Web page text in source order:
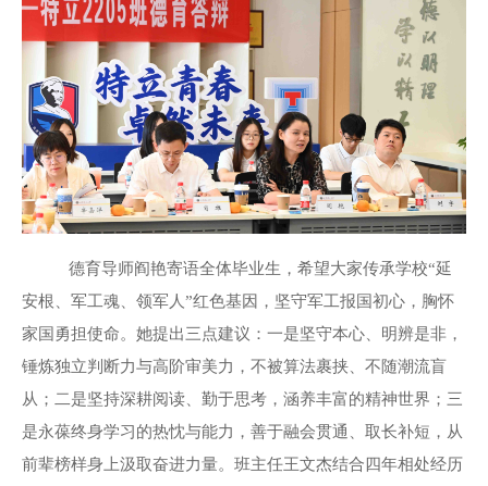
德育导师阎艳寄语全体毕业生，希望大家传承学校“延
安根、军工魂、领军人”红色基因，坚守军工报国初心，胸怀
家国勇担使命。她提出三点建议：一是坚守本心、明辨是非，
锤炼独立判断力与高阶审美力，不被算法裹挟、不随潮流盲
从；二是坚持深耕阅读、勤于思考，涵养丰富的精神世界；三
是永葆终身学习的热忱与能力，善于融会贯通、取长补短，从
前辈榜样身上汲取奋进力量。班主任王文杰结合四年相处经历